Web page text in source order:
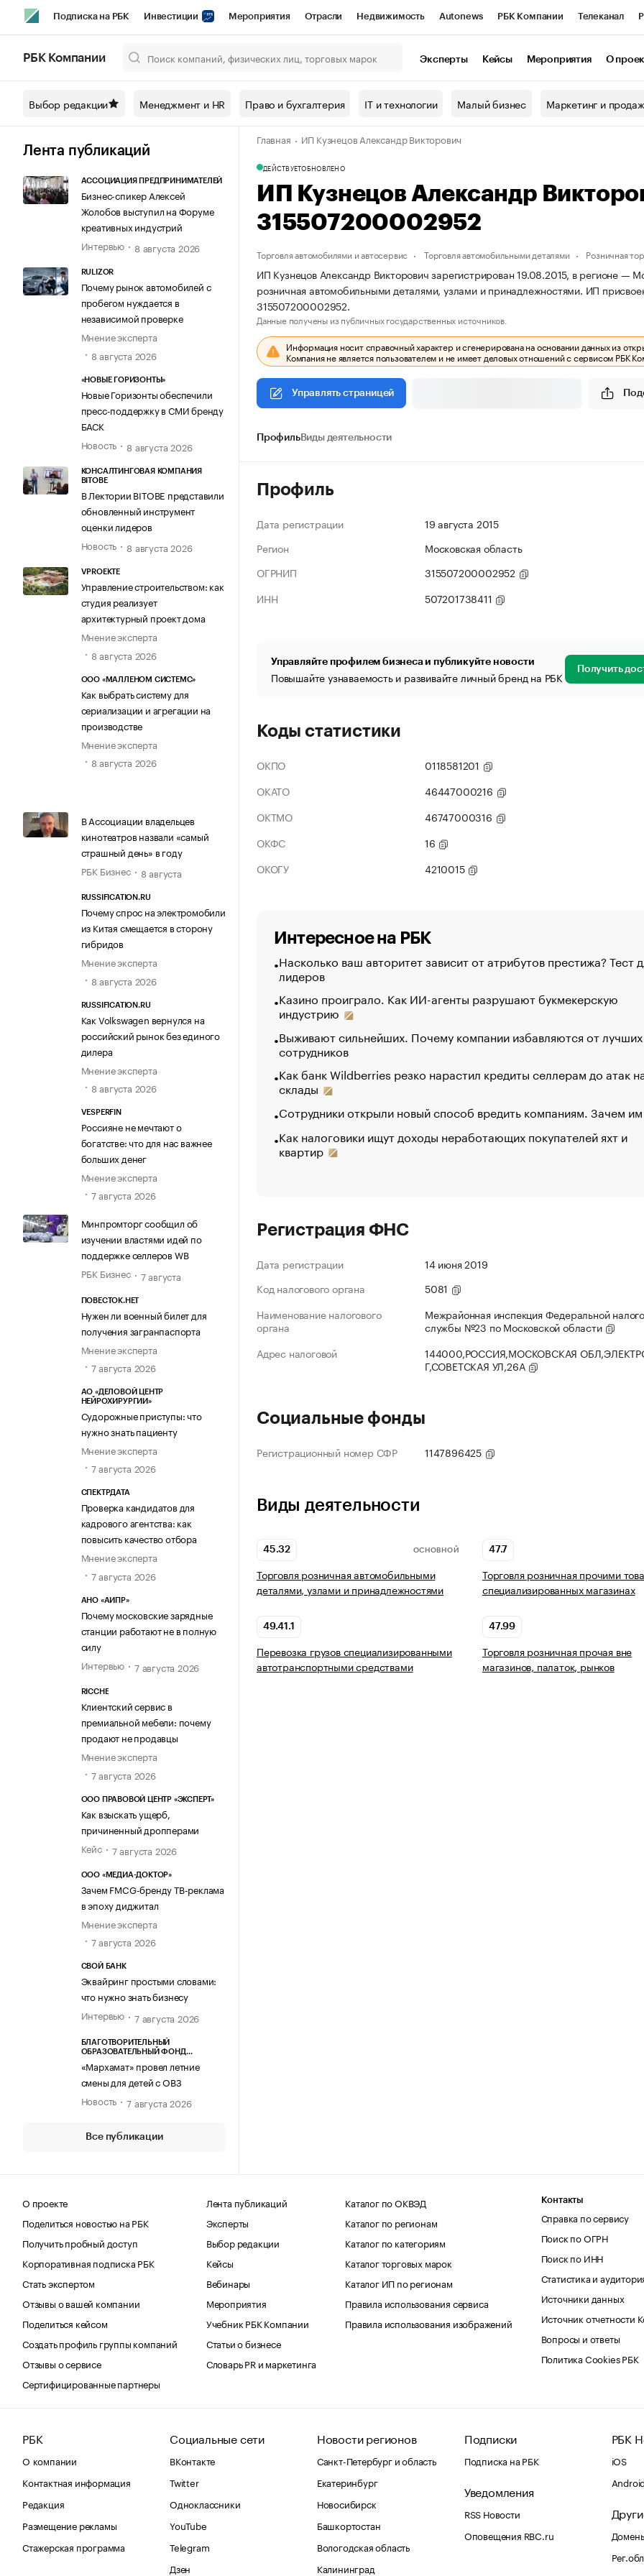
Подписка на РБК Инвестиции Мероприятия Отрасли Недвижимость Autonews РБК Компании Телеканал
Спецпроекты СПб Конференции СПб Спецпроекты Проверка контрагентов
Технологии и медиа Рынок наличной валюты
РБК Компании Эксперты Кейсы Мероприятия О
Выбор редакции Менеджмент и HR Право и бухгалтерия IT и технологии Малый бизнес Маркетинг и
Лента публикаций
АССОЦИАЦИЯ ПРЕДПРИНИМАТЕЛЕЙ
Бизнес-спикер Алексей
Жолобов выступил на Форуме
креативных индустрий
Интервью
8 августа 2026
RULIZOR
Почему рынок автомобилей с
пробегом нуждается в
независимой проверке
Мнение эксперта
8 августа 2026
«НОВЫЕ ГОРИЗОНТЫ»
Новые Горизонты обеспечили
пресс-поддержку в СМИ бренду
БАСК
Новость
8 августа 2026
КОНСАЛТИНГОВАЯ КОМПАНИЯ
BITOBE
В Лектории BITOBE представили
обновленный инструмент
оценки лидеров
Новость
8 августа 2026
VPROEKTE
Управление строительством: как
студия реализует
архитектурный проект дома
Мнение эксперта
8 августа 2026
ООО «МАЛЛЕНОМ СИСТЕМС»
Как выбрать систему для
сериализации и агрегации на
производстве
Мнение эксперта
8 августа 2026
В Ассоциации владельцев
кинотеатров назвали «самый
страшный день» в году
РБК Бизнес
8 августа
RUSSIFICATION.RU
Почему спрос на электромобили
из Китая смещается в сторону
гибридов
Мнение эксперта
8 августа 2026
RUSSIFICATION.RU
Как Volkswagen вернулся на
российский рынок без единого
дилера
Мнение эксперта
8 августа 2026
VESPERFIN
Россияне не мечтают о
богатстве: что для нас важнее
больших денег
Мнение эксперта
7 августа 2026
Минпромторг сообщил об
изучении властями идей по
поддержке селлеров WB
РБК Бизнес
7 августа
ПОВЕСТОК.НЕТ
Нужен ли военный билет для
получения загранпаспорта
Мнение эксперта
7 августа 2026
АО «ДЕЛОВОЙ ЦЕНТР
НЕЙРОХИРУРГИИ»
Судорожные приступы: что
нужно знать пациенту
Мнение эксперта
7 августа 2026
СПЕКТРДАТА
Проверка кандидатов для
кадрового агентства: как
повысить качество отбора
Мнение эксперта
7 августа 2026
АНО «АИПР»
Почему московские зарядные
станции работают не в полную
силу
Интервью
7 августа 2026
RICCHE
Клиентский сервис в
премиальной мебели: почему
продают не продавцы
Мнение эксперта
7 августа 2026
ООО ПРАВОВОЙ ЦЕНТР «ЭКСПЕРТ»
Как взыскать ущерб,
причиненный дропперами
Кейс
7 августа 2026
ООО «МЕДИА-ДОКТОР»
Зачем FMCG-бренду ТВ-реклама
в эпоху диджитал
Мнение эксперта
7 августа 2026
СВОЙ БАНК
Эквайринг простыми словами:
что нужно знать бизнесу
Интервью
7 августа 2026
БЛАГОТВОРИТЕЛЬНЫЙ
ОБРАЗОВАТЕЛЬНЫЙ ФОНД
«Мархамат» провел летние
смены для детей с ОВЗ
Новость
7 августа 2026
Все публикации
Главная ИП Кузнецов Александр Викторович
ДЕЙСТВУЕТОБНОВЛЕНО
ИП Кузнецов Александр
315507200002952
Торговля автомобилями и автосервис Торговля автомобильными деталями Розничная
ИП Кузнецов Александр Викторович зарегистрирован 19.08.2015, в регионе —
розничная автомобильными деталями, узлами и принадлежностями. ИП
315507200002952.
Данные получены из публичных государственных источников.
Информация носит справочный характер и сгенерирована на основании данных из
Компания не является пользователем и не имеет деловых отношений с сервисом РБК
Управлять страницей
ПрофильВиды деятельности
Профиль
Дата регистрации
19 августа 2015
Регион
Московская область
ОГРНИП
315507200002952
ИНН
507201738411
Управляйте профилем бизнеса и публикуйте новости
Повышайте узнаваемость и развивайте личный бренд на РБК Получить
Коды статистики
ОКПО
0118581201
ОКАТО
46447000216
ОКТМО
46747000316
ОКФС
16
ОКОГУ
4210015
Интересное на РБК
Насколько ваш авторитет зависит от атрибутов престижа? Тест
лидеров
Казино проиграло. Как ИИ-агенты разрушают букмекерскую
индустрию
Выживают сильнейших. Почему компании избавляются от лучших
сотрудников
Как банк Wildberries резко нарастил кредиты селлерам до атак
склады
Сотрудники открыли новый способ вредить компаниям. Зачем
Как налоговики ищут доходы неработающих покупателей яхт и
квартир
Регистрация ФНС
Дата регистрации
14 июня 2019
Код налогового органа
5081
Наименование налогового
органа
Межрайонная инспекция Федеральной
службы №23 по Московской области
Адрес налоговой
144000,РОССИЯ,МОСКОВСКАЯ
Г,СОВЕТСКАЯ УЛ,26А
Социальные фонды
Регистрационный номер СФР 1147896425
Виды деятельности
45.32 ОСНОВНОЙ
Торговля розничная автомобильными
деталями, узлами и принадлежностями
47.7
Торговля розничная прочими
специализированных магазинах
49.41.1
Перевозка грузов специализированными
автотранспортными средствами
47.99
Торговля розничная прочая вне
магазинов, палаток, рынков
О проекте
Поделиться новостью на РБК
Получить пробный доступ
Корпоративная подписка РБК
Стать экспертом
Отзывы о вашей компании
Поделиться кейсом
Создать профиль группы компаний
Отзывы о сервисе
Сертифицированные партнеры
Лента публикаций
Эксперты
Выбор редакции
Кейсы
Вебинары
Мероприятия
Учебник РБК Компании
Статьи о бизнесе
Словарь PR и маркетинга
Каталог по ОКВЭД
Каталог по регионам
Каталог по категориям
Каталог торговых марок
Каталог ИП по регионам
Правила использования сервиса
Правила использования изображений
Контакты
Справка по сервису
Поиск по ОГРН
Поиск по ИНН
Статистика и
Источники данных
Источник отчетности
Вопросы и ответы
Политика Cookies РБК
РБК
О компании
Контактная информация
Редакция
Размещение рекламы
Стажерская программа
Социальные сети
ВКонтакте
Twitter
Одноклассники
YouTube
Telegram
Дзен
Новости регионов
Санкт-Петербург и область
Екатеринбург
Новосибирск
Башкортостан
Вологодская область
Калининград
Подписки
Подписка на РБК
Уведомления
RSS Новости
Оповещения RBC.ru
РБК
iOS